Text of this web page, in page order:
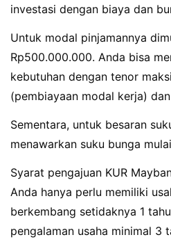
investasi dengan biaya dan
Untuk modal pinjamannya
Rp500.000.000. Anda bisa
kebutuhan dengan tenor
(pembiayaan modal kerja)
Sementara, untuk besaran
menawarkan suku bunga
Syarat pengajuan KUR
Anda hanya perlu memiliki
berkembang setidaknya 1
pengalaman usaha minimal 3